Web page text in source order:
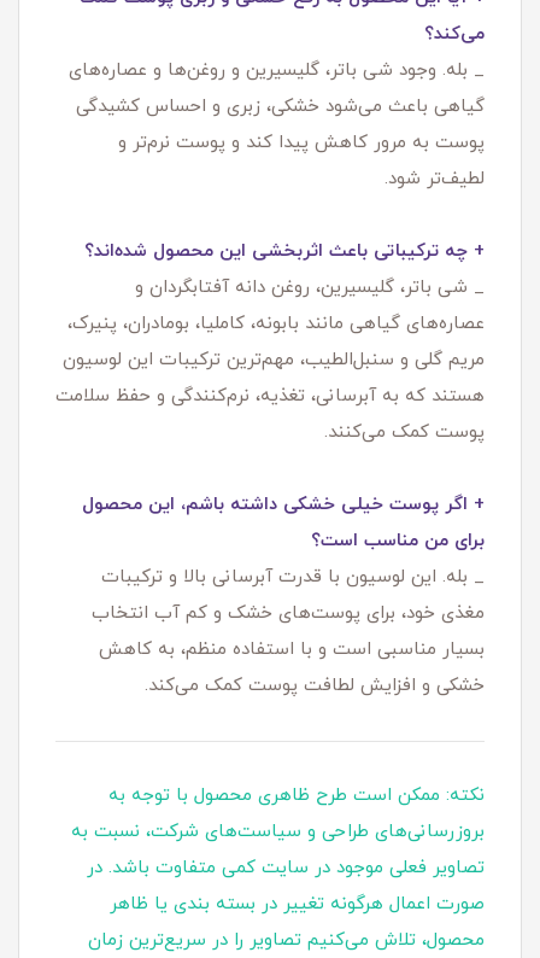
می‌کند؟
_ بله. وجود شی باتر، گلیسیرین و روغن‌ها و عصاره‌های
گیاهی باعث می‌شود خشکی، زبری و احساس کشیدگی
پوست به مرور کاهش پیدا کند و پوست نرم‌تر و
لطیف‌تر شود.
+ چه ترکیباتی باعث اثربخشی این محصول شده‌اند؟
_ شی باتر، گلیسیرین، روغن دانه آفتابگردان و
عصاره‌های گیاهی مانند بابونه، کاملیا، بومادران، پنیرک،
مریم گلی و سنبل‌الطیب، مهم‌ترین ترکیبات این لوسیون
هستند که به آبرسانی، تغذیه، نرم‌کنندگی و حفظ سلامت
پوست کمک می‌کنند.
+ اگر پوست خیلی خشکی داشته باشم، این محصول
برای من مناسب است؟
_ بله. این لوسیون با قدرت آبرسانی بالا و ترکیبات
مغذی خود، برای پوست‌های خشک و کم‌ آب انتخاب
بسیار مناسبی است و با استفاده منظم، به کاهش
خشکی و افزایش لطافت پوست کمک می‌کند.
نکته: ممکن است طرح ظاهری محصول با توجه به
بروزرسانی‌های طراحی و سیاست‌های شرکت، نسبت به
تصاویر فعلی موجود در سایت کمی متفاوت باشد. در
صورت اعمال هرگونه تغییر در بسته‌ بندی یا ظاهر
محصول، تلاش می‌کنیم تصاویر را در سریع‌ترین زمان